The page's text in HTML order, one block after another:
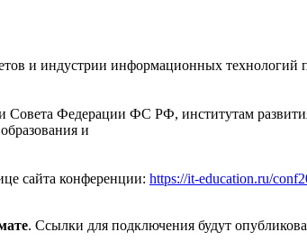
и индустрии информационных технологий
Федерации ФС РФ, институтам
и
сайта конференции: https://it-education.ru/
. Ссылки для подключения будут